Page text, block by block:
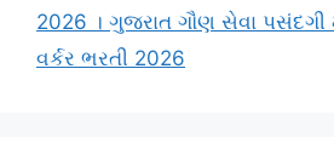
2026 । ગુજરાત ગૌણ સેવા
વર્કર ભરતી 2026